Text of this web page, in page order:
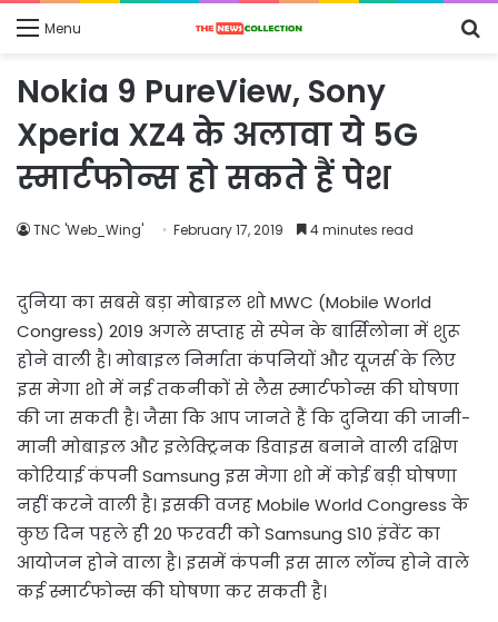
Menu
Nokia 9 PureView, Sony
Xperia XZ4 के अलावा ये 5G
स्मार्टफोन्स हो सकते हैं पेश
TNC 'Web_Wing' February 17, 2019 4 minutes read
दुनिया का सबसे बड़ा मोबाइल शो MWC (Mobile World
Congress) 2019 अगले सप्ताह से स्पेन के बार्सिलोना में शुरू
होने वाली है। मोबाइल निर्माता कंपनियों और यूजर्स के लिए
इस मेगा शो में नई तकनीकों से लैस स्मार्टफोन्स की घोषणा
की जा सकती है। जैसा कि आप जानते हैं कि दुनिया की जानी-
मानी मोबाइल और इलेक्ट्रिनक डिवाइस बनाने वाली दक्षिण
कोरियाई कंपनी Samsung इस मेगा शो में कोई बड़ी घोषणा
नहीं करने वाली है। इसकी वजह Mobile World Congress के
कुछ दिन पहले ही 20 फरवरी को Samsung S10 इंवेंट का
आयोजन होने वाला है। इसमें कंपनी इस साल लॉन्च होने वाले
कई स्मार्टफोन्स की घोषणा कर सकती है।